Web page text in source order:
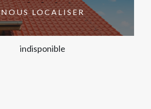
NOUS LOCALISER
indisponible